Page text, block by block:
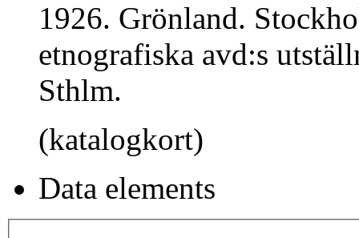
1926. Grönland.
etnografiska avd:s
Sthlm.
(katalogkort)
Data elements